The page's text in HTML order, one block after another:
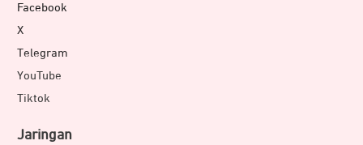
Facebook
X
Telegram
YouTube
Tiktok
Jaringan